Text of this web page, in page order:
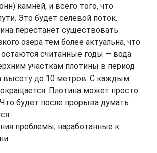
камней, и всего того, что
Это будет селевой поток.
перестанет существовать.
озера тем более актуальна, что
считанные годы — вода
участкам плотины в период
высоту до 10 метров. С каждым
Плотина может просто
будет после прорыва думать
проблемы, наработанные к